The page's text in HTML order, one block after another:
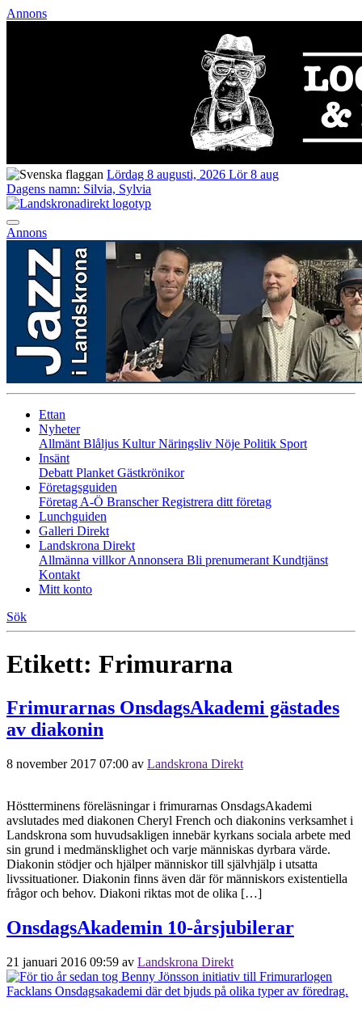
Annons
Lördag 8 augusti, 2026 Lör 8 aug
Dagens namn: Silvia, Sylvia
Annons
Ettan
Nyheter
Allmänt Blåljus KulturNäringsliv Nöje Politik Sport
Insänt
Debatt Planket Gästkrönikor
Företagsguiden
Företag A-Ö BranscherRegistrera ditt företag
Lunchguiden
Galleri Direkt
Landskrona Direkt
Allmänna villkorAnnonsera Bli prenumerant Kundtjänst
Kontakt
Mitt konto
Sök
Etikett: Frimurarna
Frimurarnas OnsdagsAkademi gästades
av diakonin
8 november 2017 07:00 av Landskrona Direkt
Höstterminens föreläsningar i frimurarnas OnsdagsAkademi
avslutades med diakonen Cheryl French och diakonins verksamhet i
Landskrona som huvudsakligen innebär kyrkans sociala arbete med
sin grund i medmänsklighet och varje människas dyrbara värde.
Diakonin stödjer och hjälper människor till självhjälp i utsatta
livssituationer. Diakonin finns även där för människors existentiella
frågor och behov. Diakoni riktas mot de olika […]
OnsdagsAkademin 10-årsjubilerar
21 januari 2016 09:59 av Landskrona Direkt